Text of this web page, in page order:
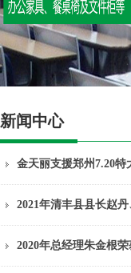
新闻中心
金天丽支援郑州7.20特
2021年清丰县县长赵
2020年总经理朱金根